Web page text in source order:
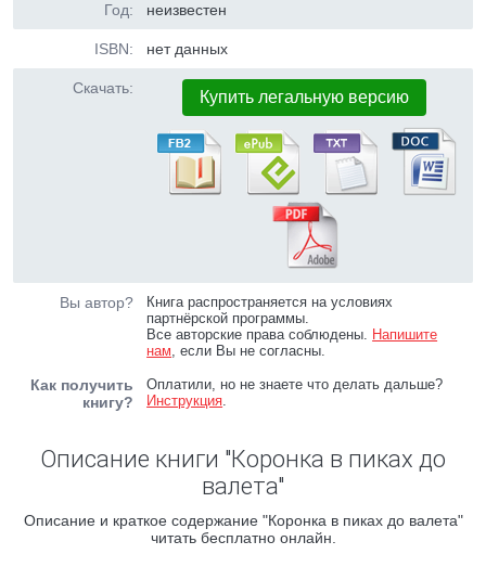
Год: неизвестен
ISBN: нет данных
Скачать: Купить легальную версию
Вы автор?
Книга распространяется на условиях
партнёрской программы.
Все авторские права соблюдены. Напишите
нам, если Вы не согласны.
Как получить
книгу?
Оплатили, но не знаете что делать дальше?
Инструкция.
Описание книги "Коронка в пиках до
валета"
Описание и краткое содержание "Коронка в пиках до валета"
читать бесплатно онлайн.